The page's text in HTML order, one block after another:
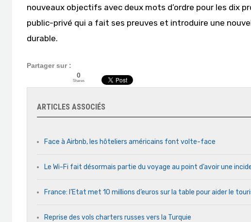
nouveaux objectifs avec deux mots d’ordre pour les dix
public-privé qui a fait ses preuves et introduire une
durable.
Partager sur :
0
Shares
ARTICLES ASSOCIÉS
Face à Airbnb, les hôteliers américains font volte-face
Le Wi-Fi fait désormais partie du voyage au point d’avoir une
France: l’Etat met 10 millions d’euros sur la table pour aider le
Reprise des vols charters russes vers la Turquie